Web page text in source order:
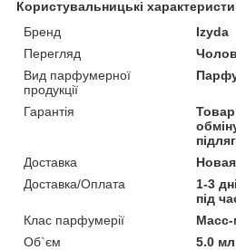
Користувальницькі
Бренд
Izyda
Перегляд
Вид парфумерної
продукції
Гарантія
Товар
Доставка
Доставка/Оплата
1-3
під
Клас парфумерії
Масс-
Об`єм
5.0